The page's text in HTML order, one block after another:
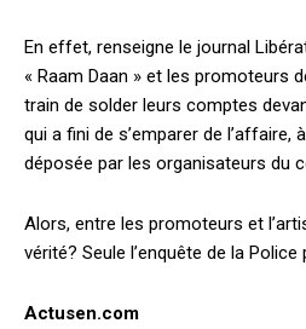
En effet, renseigne le journal
« Raam Daan » et les promoteurs
train de solder leurs comptes
qui a fini de s’emparer de l’affaire,
déposée par les organisateurs du
Alors, entre les promoteurs et
vérité? Seule l’enquête de la
Actusen.com